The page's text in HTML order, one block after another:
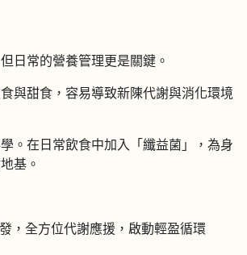
日常的營養管理更是關鍵。
與甜食，容易導致新陳代謝與消化環境
。在日常飲食中加入「纖益菌」，為身
基。
，全方位代謝應援，啟動輕盈循環